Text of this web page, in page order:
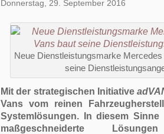
Donnerstag, 29. September 2016
Neue Dienstleistungsmarke
seine
Mit der strategischen Initiative
Vans vom reinen
Systemlösungen. In diesem Sinne
maßgeschneiderte